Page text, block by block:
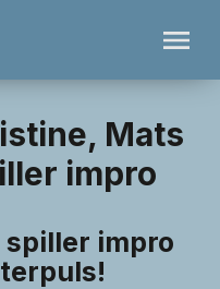
Mats
impro
spiller impro